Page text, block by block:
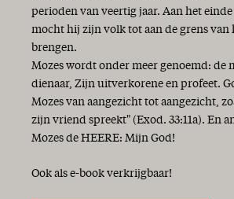
Op naar een betere wereld?!
Een vaste burcht is onze God
‘Optimist bij de gratie Gods’
Gods Woord geeft antwoord
Wees blij!
Vol goede moed!
Oorlog en vrede
Niet te geloven
Woorden van waarheid en gezond
perioden van veertig jaar. Aan het
mocht hij zijn volk tot aan de grens van
brengen.
Mozes wordt onder meer genoemd: de
dienaar, Zijn uitverkorene en profeet.
Mozes van aangezicht tot aangezicht,
zijn vriend spreekt" (Exod. 33:11a). En
Mozes de HEERE: Mijn God!
Ook als e-book verkrijgbaar!